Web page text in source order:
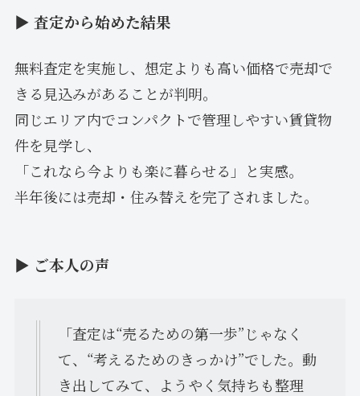
▶ 査定から始めた結果
無料査定を実施し、想定よりも高い価格で売却で
きる見込みがあることが判明。
同じエリア内でコンパクトで管理しやすい賃貸物
件を見学し、
「これなら今よりも楽に暮らせる」と実感。
半年後には売却・住み替えを完了されました。
▶ ご本人の声
「査定は“売るための第一歩”じゃなく
て、“考えるためのきっかけ”でした。動
き出してみて、ようやく気持ちも整理